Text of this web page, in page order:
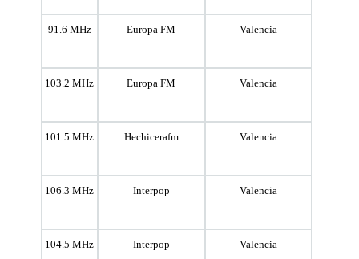
91.6 MHz Europa FM Valencia
103.2 MHz Europa FM Valencia
101.5 MHz Hechicerafm Valencia
106.3 MHz Interpop Valencia
104.5 MHz Interpop Valencia